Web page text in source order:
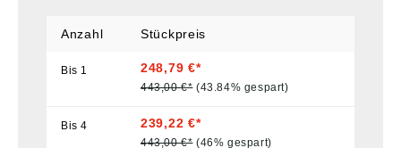
Anzahl Stückpreis
Bis 1 248,79 €*
443,00 €* (43.84% gespart)
Bis4 239,22 €*
443,00 €* (46% gespart)